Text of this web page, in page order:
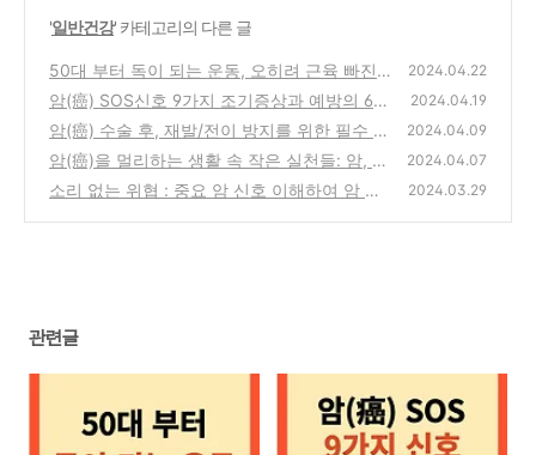
'일반건강' 카테고리의 다른 글
50대 부터 독이 되는 운동, 오히려 근육 빠진
다.
(0)
2024.04.22
암(癌) SOS신호 9가지 조기증상과 예방의 6가
지 음식
(0)
2024.04.19
암(癌) 수술 후, 재발/전이 방지를 위한 필수 체
크리스트!
(0)
2024.04.09
암(癌)을 멀리하는 생활 속 작은 실천들: 암, 당
뇨, 양치질
(0)
2024.04.07
소리 없는 위협 : 중요 암 신호 이해하여 암 예
2024.03.29
관련글